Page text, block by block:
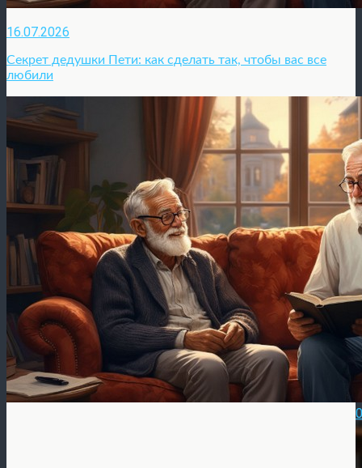
16.07.2026
Секрет дедушки Пети: как сделать так, чтобы вас все
любили
0